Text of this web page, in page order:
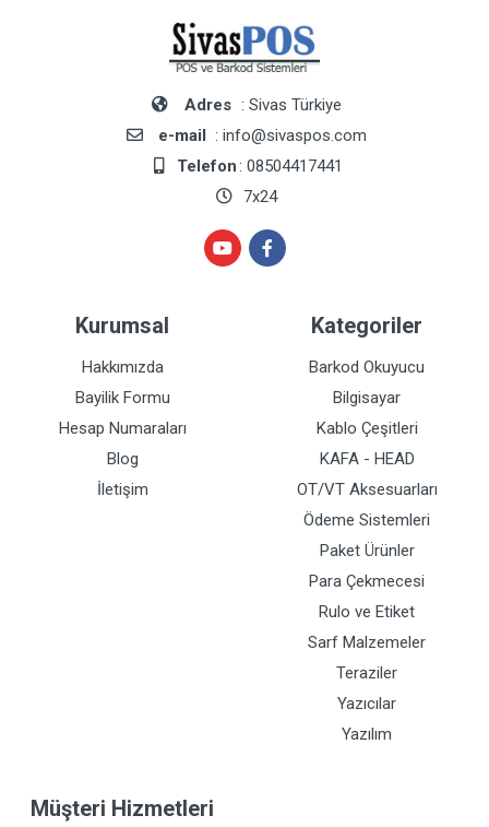
Adres : Sivas Türkiye
e-mail : info@sivaspos.com
Telefon: 08504417441
7x24
Kurumsal
Hakkımızda
Bayilik Formu
Hesap Numaraları
Blog
İletişim
Kategoriler
Barkod Okuyucu
Bilgisayar
Kablo Çeşitleri
KAFA - HEAD
OT/VT Aksesuarları
Ödeme Sistemleri
Paket Ürünler
Para Çekmecesi
Rulo ve Etiket
Sarf Malzemeler
Teraziler
Yazıcılar
Yazılım
Müşteri Hizmetleri